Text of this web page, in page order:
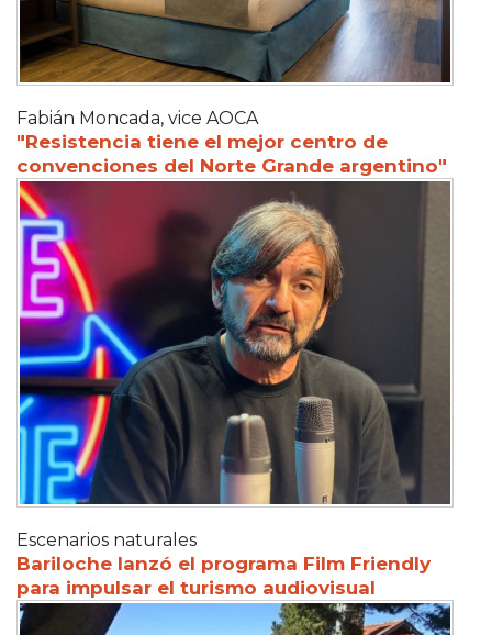
Fabián Moncada, vice AOCA
"Resistencia tiene el mejor centro de
convenciones del Norte Grande argentino"
Escenarios naturales
Bariloche lanzó el programa Film Friendly
para impulsar el turismo audiovisual